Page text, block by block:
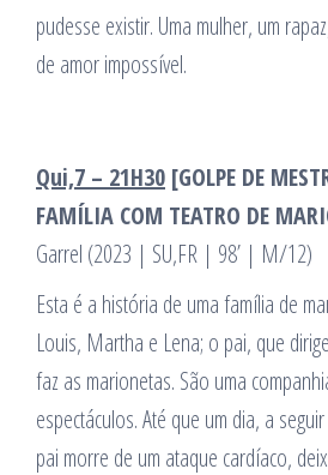
pudesse existir. Uma mulher, um
de amor impossível.
Qui,7 – 21H30 [GOLPE DE
FAMÍLIA COM TEATRO DE
Garrel (2023 | SU,FR | 98’ | M/12)
Esta é a história de uma família de
Louis, Martha e Lena; o pai, que
faz as marionetas. São uma
espectáculos. Até que um dia, a
pai morre de um ataque cardíaco,